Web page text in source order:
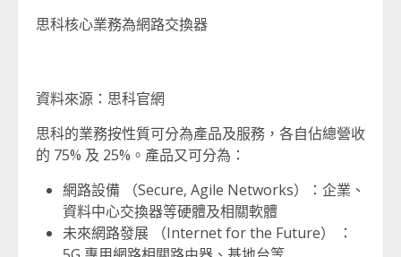
思科核心業務為網路交換器
資料來源：思科官網
思科的業務按性質可分為產品及服務，各自佔總營收
的 75% 及 25%。產品又可分為：
網路設備 （Secure, Agile Networks）：企業、
資料中心交換器等硬體及相關軟體
未來網路發展 （Internet for the Future） ：